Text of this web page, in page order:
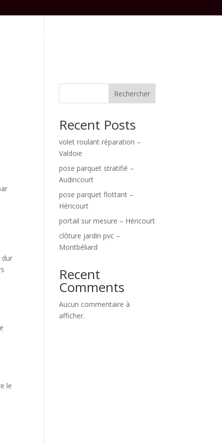
Aménagement Intérieur
dur
le
Rechercher
Recent Posts
volet roulant réparation –
Valdoie
pose parquet stratifié –
Audincourt
pose parquet flottant –
Héricourt
portail sur mesure – Héricourt
clôture jardin pvc –
Montbéliard
Recent
Comments
Aucun commentaire à
afficher.